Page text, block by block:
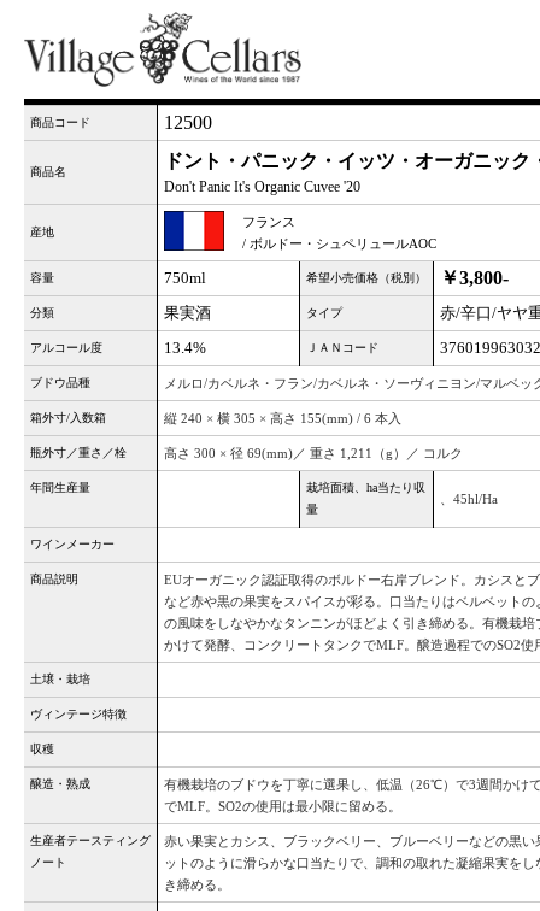
商品コード 12500
商品名
ドント・パニック・イッツ・オーガニック
Don't Panic It's Organic Cuvee '20
産地
フランス
/ ボルドー・シュペリュールAOC
容量 750ml 希望小売価格（税別） ￥3,800-
分類 果実酒 タイプ 赤/辛口/ヤヤ
アルコール度 13.4% ＪＡＮコード
ブドウ品種 メルロ/カベルネ・フラン/カベルネ・ソーヴィニヨン/マルベッ
箱外寸/入数箱 縦 240 × 横 305 × 高さ 155(mm) / 6 本入
瓶外寸／重さ／栓 高さ 300 × 径 69(mm)／ 重さ 1,211（g）／ コルク
年間生産量
栽培面積、ha当たり収
量
、45hl/Ha
ワインメーカー
商品説明
EUオーガニック認証取得のボルドー右岸ブレンド。カシスと
など赤や黒の果実をスパイスが彩る。口当たりはベルベット
の風味をしなやかなタンニンがほどよく引き締める。有機栽
かけて発酵、コンクリートタンクでMLF。醸造過程でのSO2使
土壌・栽培
ヴィンテージ特徴
収穫
醸造・熟成
有機栽培のブドウを丁寧に選果し、低温（26℃）で3週間かけ
でMLF。SO2の使用は最小限に留める。
生産者テースティング
ノート
赤い果実とカシス、ブラックベリー、ブルーベリーなどの黒
ットのように滑らかな口当たりで、調和の取れた凝縮果実を
き締める。